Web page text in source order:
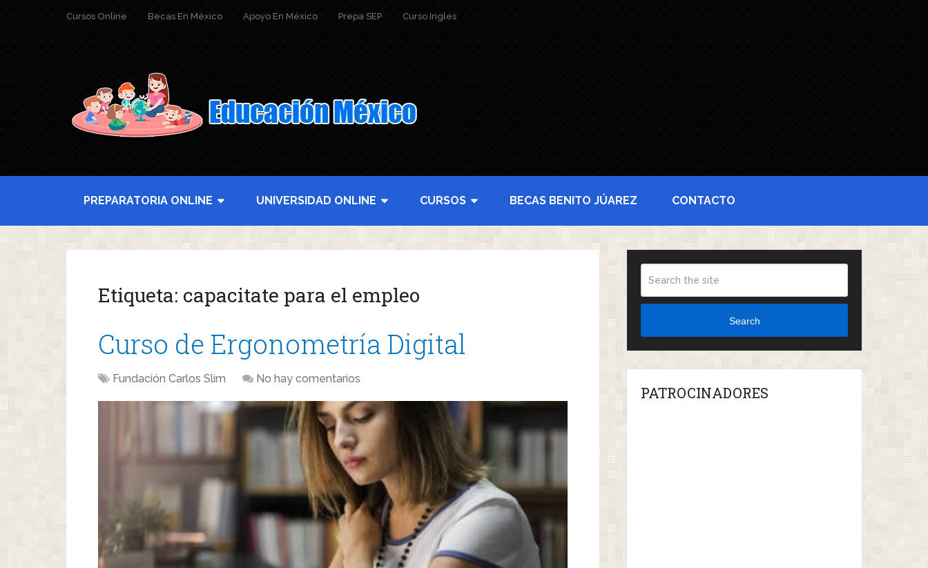
Cursos Online Becas En México Apoyo En México Prepa SEP Curso Ingles
PREPARATORIA ONLINE UNIVERSIDAD ONLINE CURSOS BECAS BENITO JÚAREZ CONTACTO
Etiqueta: capacitate para el empleo
Curso de Ergonometría Digital
Fundación Carlos Slim No hay comentarios
Search
PATROCINADORES